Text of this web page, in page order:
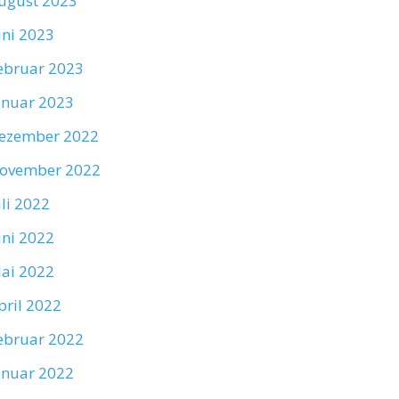
2023
2023
2023
2022
2022
2022
2022
2022
2022
2022
2022